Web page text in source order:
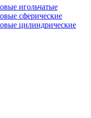
игольчатые
сферические
цилиндрические